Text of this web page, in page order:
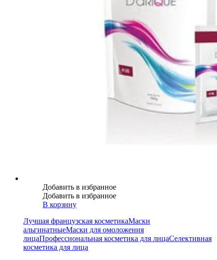
Добавить в избранное
Добавить в избранное
В корзину
Лучшая французская косметикаМаски
альгинатныеМаски для омоложения
лицаПрофессиональная косметика для лицаСелективная
косметика для лица